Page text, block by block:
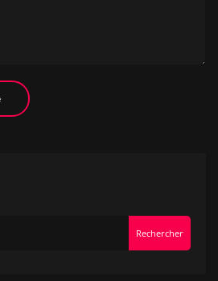
Rechercher